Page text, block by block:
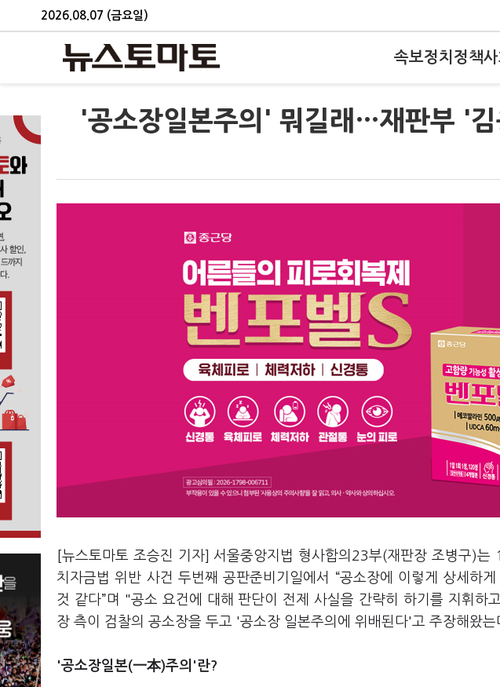
2026.08.07 (금요일)
속보정치 정책사
'공소장일본주의' 뭐길래…재판부 '
[뉴스토마토 조승진 기자] 서울중앙지법 형사합의23부(재판장 조병구)
치자금법 위반 사건 두번째 공판준비기일에서 “공소장에 이렇게 상세하
것 같다”며 "공소 요건에 대해 판단이 전제 사실을 간략히 하기를 지휘하
장 측이 검찰의 공소장을 두고 '공소장 일본주의에 위배된다'고 주장해왔는
'공소장일본(一本)주의'란?